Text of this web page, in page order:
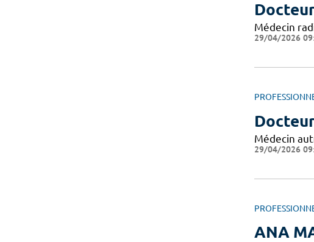
Médecin
29/04/2026
Médecin
29/04/2026
ANA